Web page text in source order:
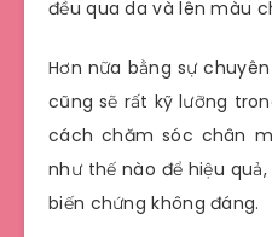
đều qua da và lên màu
Hơn nữa bằng sự
cũng sẽ rất kỹ lưỡng
cách chăm sóc chân
như thế nào để hiệu
biến chứng không đáng.